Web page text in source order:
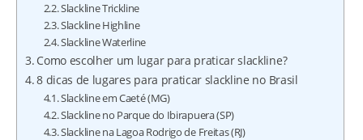
Slackline Trickline
Slackline Highline
Slackline Waterline
Como escolher um lugar para praticar slackline?
8 dicas de lugares para praticar slackline no Brasil
Slackline em Caeté (MG)
Slackline no Parque do Ibirapuera (SP)
Slackline na Lagoa Rodrigo de Freitas (RJ)